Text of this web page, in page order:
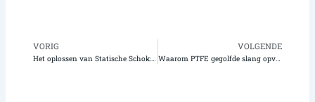
Vorige
VORIG
Het oplossen van Statische Schok: Wanneer en waarom u het antistatische Geconvolueerde Buizenstelsel van PTFE van de Douane nodig hebt
VOLGENDE
Waarom PTFE gegolfde slang opvalt in de chemische overdrachtindustrie